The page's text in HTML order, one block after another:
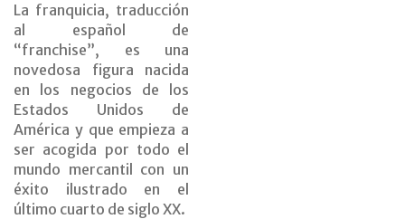
La franquicia, traducción
al español de
“franchise”, es una
novedosa figura nacida
en los negocios de los
Estados Unidos de
América y que empieza a
ser acogida por todo el
mundo mercantil con un
éxito ilustrado en el
último cuarto de siglo XX.